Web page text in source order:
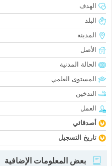
الهدف
البلد
المدينة
الأصل
الحالة المدنية
المستوى العلمي
التدخين
العمل
أصدقائي
تاريخ التسجيل
بعض المعلومات الإضافية